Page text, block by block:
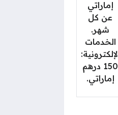
إماراتي
عن كل
شهر.
الخدمات
150 درهم
إماراتي.